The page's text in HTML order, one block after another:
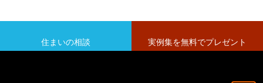
住まいの相談 実例集を無料でプレゼント